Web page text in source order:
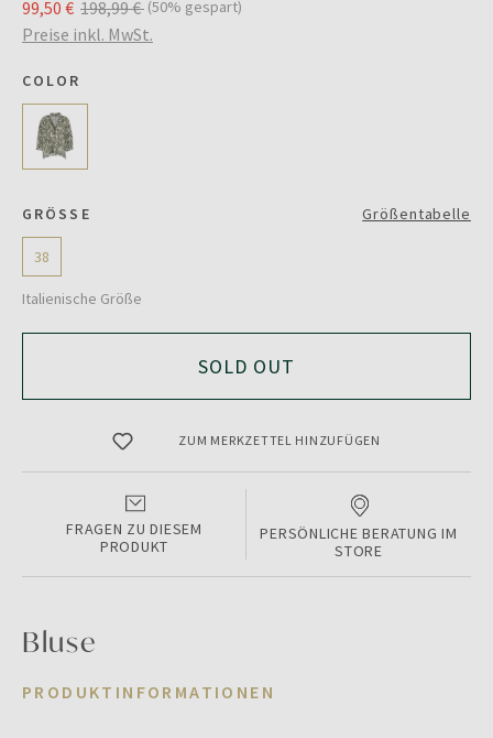
99,50 € 198,99 € (50% gespart)
Preise inkl. MwSt.
COLOR
GRÖSSE Größentabelle
38
Italienische Größe
SOLD OUT
ZUM MERKZETTEL HINZUFÜGEN
FRAGEN ZU DIESEM
PRODUKT
PERSÖNLICHE BERATUNG IM
STORE
Bluse
PRODUKTINFORMATIONEN